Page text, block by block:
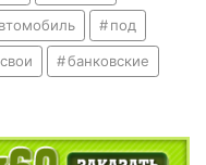
под
свои банковские